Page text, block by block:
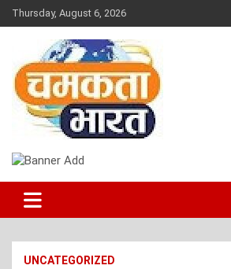
Skip
to
Thursday, August 6, 2026
CHAMAKTA BHARAT
UNCATEGORIZED